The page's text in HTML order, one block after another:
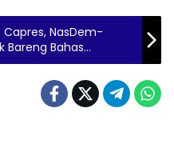
Capres, NasDem-
Bareng Bahas